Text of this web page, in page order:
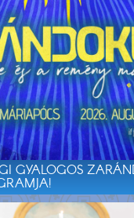
GYALOGOS